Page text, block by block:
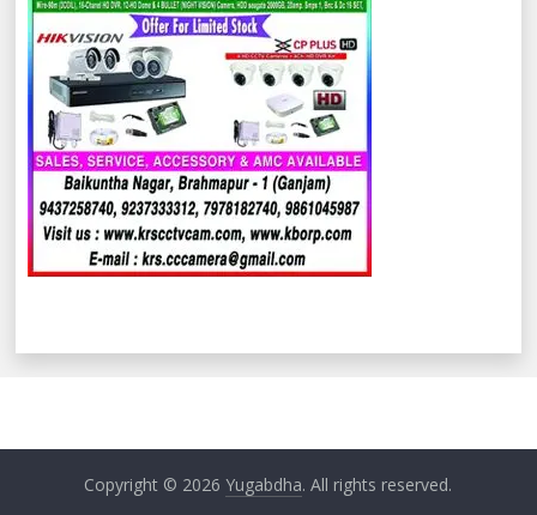
Copyright © 2026Yugabdha. All rights reserved.